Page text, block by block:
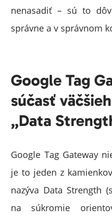
nenasadiť – sú to
správne a v správnom
Google Tag
súčasť
„Data
Google Tag Gateway
je to jeden z
nazýva Data Strength
na súkromie